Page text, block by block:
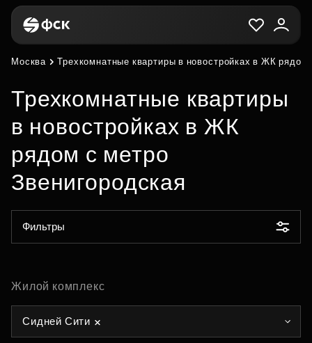
Москва Трехкомнатные квартиры в новостройках в ЖК рядом
Трехкомнатные квартиры
в новостройках в ЖК
рядом с метро
Звенигородская
Фильтры
Жилой комплекс
Сидней Сити